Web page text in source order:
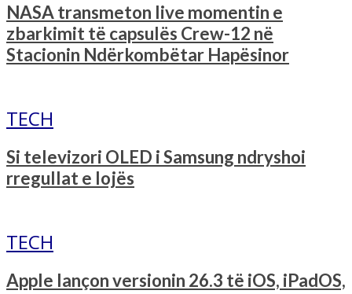
NASA transmeton live momentin e
zbarkimit të capsulës Crew-12 në
Stacionin Ndërkombëtar Hapësinor
TECH
Si televizori OLED i Samsung ndryshoi
rregullat e lojës
TECH
Apple lançon versionin 26.3 të iOS, iPadOS,